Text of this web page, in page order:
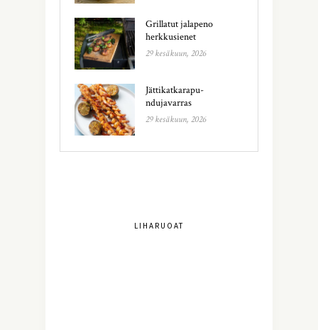
Grillatut jalapeno
herkkusienet
29 kesäkuun, 2026
Jättikatkarapu-
ndujavarras
29 kesäkuun, 2026
LIHARUOAT